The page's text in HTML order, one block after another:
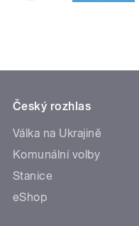
Český rozhlas
Válka na Ukrajině
Komunální volby
Stanice
eShop